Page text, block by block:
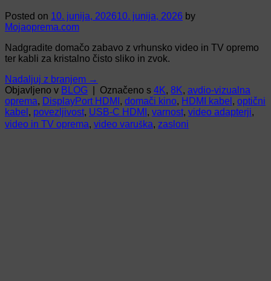
Posted on 10. junija, 202610. junija, 2026 by
Mojaoprema.com
Nadgradite domačo zabavo z vrhunsko video in TV opremo
ter kabli za kristalno čisto sliko in zvok.
Nadaljuj z branjem →
Objavljeno v BLOG Označeno s 4K, 8K, avdio-vizualna
oprema, DisplayPort HDMI , domači kino, HDMI kabel , optični
kabel , povezljivost, USB-C HDMI , varnost, video adapterji,
video in TV oprema, video varuška, zasloni